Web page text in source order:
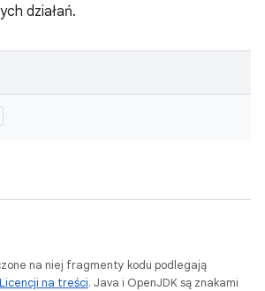
działań.
na niej fragmenty kodu podlegają
Licencji na treści. Java i OpenJDK są znakami